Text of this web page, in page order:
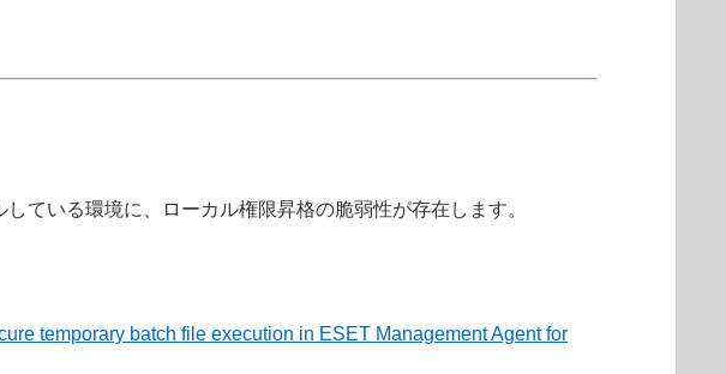
ている環境に、ローカル権限昇格の脆弱性が存在します。
temporary batch file execution in ESET Management Agent for